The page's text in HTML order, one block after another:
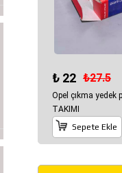
₺ 22 ₺27.5
Opel çıkma yedek
TAKIMI
Sepete Ekle